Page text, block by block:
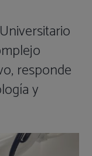
responde
y